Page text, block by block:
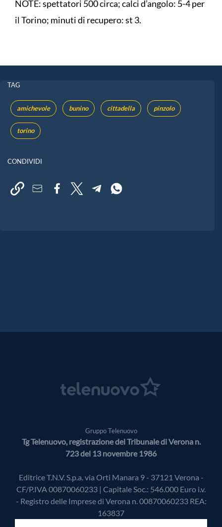
NOTE: spettatori 500 circa; calci d’angolo: 5-4 per
il Torino; minuti di recupero: st 3.
TAG
amichevole bunino cittadella pinzolo
torino
CONDIVIDI
Gruppo Telenuovo
Tg Telenuovo, registrazione del Tribunale di Verona n.
723 del 13 novembre 1986
Editrice T.N.V. S.p.a. via Orti Manara 9 - 37121 Verona -
CF/P.IVA 00870060233 | Capitale Soc.: 546.000 Euro i.v.
- Registro delle Imprese di Verona n. 00870060233 REA:
163837